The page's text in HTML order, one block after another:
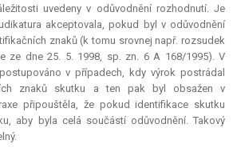
uvedeny v odůvodnění rozhodnutí. Je
akceptovala, pokud byl v odůvodnění
znaků (k tomu srovnej např. rozsudek
ze dne 25. 5. 1998, sp. zn. 6 A 168/1995). V
v případech, kdy výrok postrádal
znaků skutku a ten pak byl obsažen v
připouštěla, že pokud identifikace skutku
aby byla celá součástí odůvodnění. Takový